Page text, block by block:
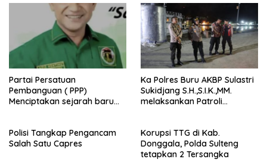
Partai Persatuan
Pembanguan ( PPP)
Menciptakan sejarah baru
Buru (Namlea).
Ka Polres Buru AKBP Sulastri
Sukidjang S.H.,S.I.K.,MM.
melaksankan Patroli
Polisi Tangkap Pengancam
Salah Satu Capres
Korupsi TTG di Kab.
Donggala, Polda Sulteng
tetapkan 2 Tersangka